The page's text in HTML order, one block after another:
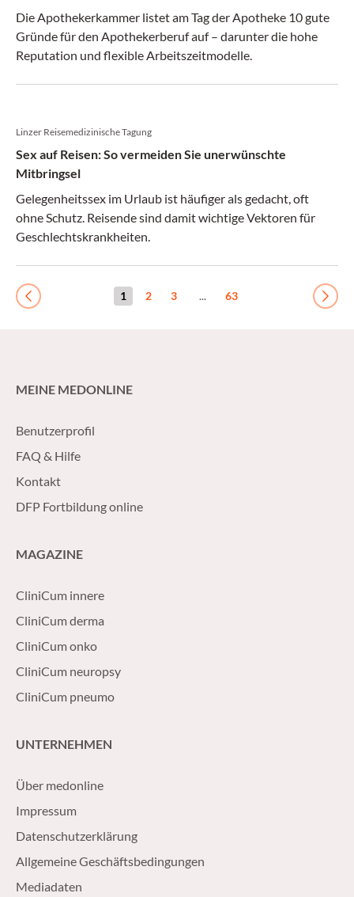
Die Apothekerkammer listet am Tag der Apotheke 10 gute
Gründe für den Apothekerberuf auf – darunter die hohe
Reputation und flexible Arbeitszeitmodelle.
Linzer Reisemedizinische Tagung
Sex auf Reisen: So vermeiden Sie unerwünschte
Mitbringsel
Gelegenheitssex im Urlaub ist häufiger als gedacht, oft
ohne Schutz. Reisende sind damit wichtige Vektoren für
Geschlechtskrankheiten.
Previous 1 2 3 ... 63 Next
MEINE MEDONLINE
Benutzerprofil
FAQ & Hilfe
Kontakt
DFP Fortbildung online
MAGAZINE
CliniCum innere
CliniCum derma
CliniCum onko
CliniCum neuropsy
CliniCum pneumo
UNTERNEHMEN
Über medonline
Impressum
Datenschutzerklärung
Allgemeine Geschäftsbedingungen
Mediadaten